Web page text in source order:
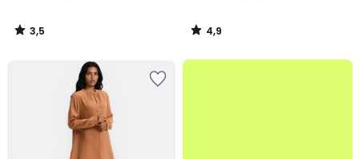
3,5
/
4,9
/
.